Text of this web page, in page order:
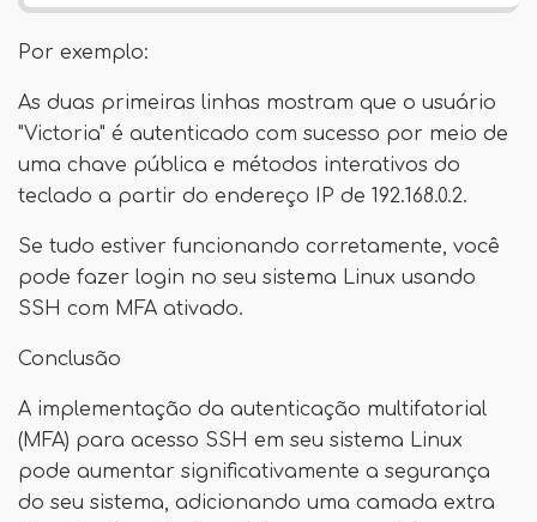
Por exemplo:
As duas primeiras linhas mostram que o usuário
"Victoria" é autenticado com sucesso por meio de
uma chave pública e métodos interativos do
teclado a partir do endereço IP de 192.168.0.2.
Se tudo estiver funcionando corretamente, você
pode fazer login no seu sistema Linux usando
SSH com MFA ativado.
Conclusão
A implementação da autenticação multifatorial
(MFA) para acesso SSH em seu sistema Linux
pode aumentar significativamente a segurança
do seu sistema, adicionando uma camada extra